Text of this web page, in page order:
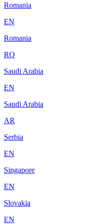
Romania
EN
Romania
RO
Saudi Arabia
EN
Saudi Arabia
AR
Serbia
EN
Singapore
EN
Slovakia
EN